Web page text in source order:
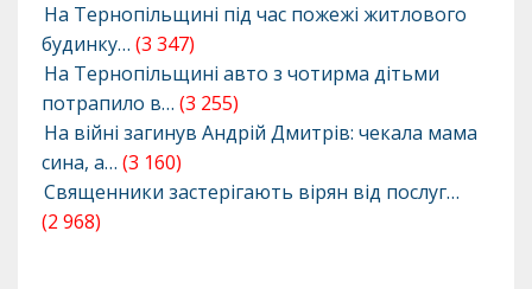
На Тернопільщині під час пожежі житлового
будинку… (3 347)
На Тернопільщині авто з чотирма дітьми
потрапило в… (3 255)
На війні загинув Андрій Дмитрів: чекала мама
сина, а… (3 160)
Священники застерігають вірян від послуг…
(2 968)